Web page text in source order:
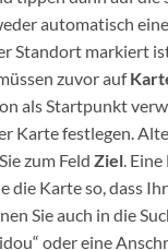
automatisch
Standort markiert
zuvor auf
als Startpunkt
Karte festlegen.
zum Feld Ziel.
die Karte so, dass
Sie auch in die
oder eine